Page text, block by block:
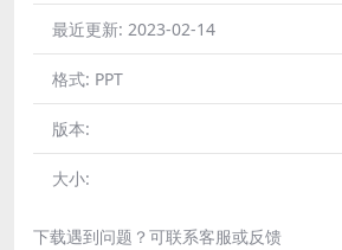
最近更新: 2023-02-14
格式: PPT
版本:
大小:
下载遇到问题？可联系客服或反馈